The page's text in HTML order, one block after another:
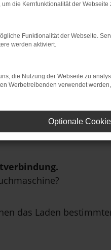
für Neuwagen
werden Sie sicher
das Laden
die Kernfunktionalität der Webseite
Funktionalität der Webseite.
werden aktiviert.
die Nutzung der Webseite zu
Werbetreibenden verwendet
Optionale